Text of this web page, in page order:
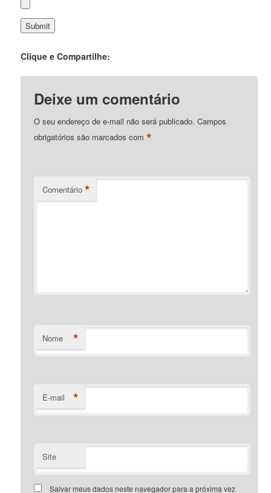
Clique e Compartilhe:
Deixe um comentário
O seu endereço de e-mail não será publicado. Campos
obrigatórios são marcados com*
Comentário *
Nome *
E-mail *
Site
Salvar meus dados neste navegador para a próxima vez